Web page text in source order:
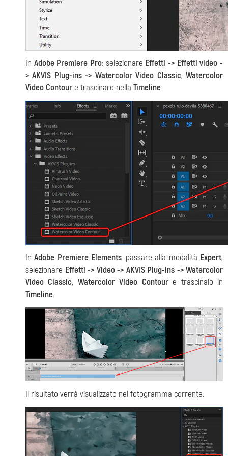
In Adobe Premiere Pro: selezionare Effetti -> Effetti video -
> AKVIS Plug-ins -> Watercolor Video Сlassic,Watercolor
Video Contour e trascinare nella Timeline.
InAdobe Premiere Elements: passare alla modalità Expert,
selezionare Effetti -> Video -> AKVIS Plug-ins -> Watercolor
Video Сlassic, Watercolor Video Contoure trascinalo in
Timeline.
Il risultato verrà visualizzato nel fotogramma corrente.